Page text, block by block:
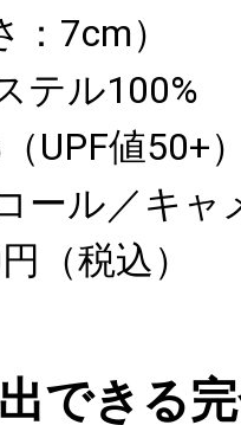
7cm）
テル100%
UPF値50+
ール／キャ
（税込）
できる